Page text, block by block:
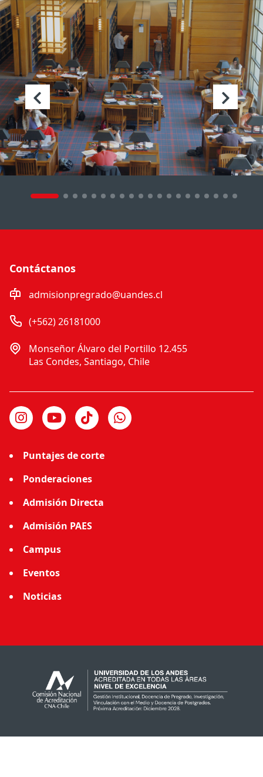
Contáctanos
admisionpregrado@uandes.cl
(+562) 26181000
Monseñor Álvaro del Portillo 12.455
Las Condes, Santiago, Chile
Puntajes de corte
Ponderaciones
Admisión Directa
Admisión PAES
Campus
Eventos
Noticias